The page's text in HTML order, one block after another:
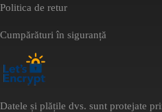
Politica de retur
Cumpărături în siguranță
Datele și plățile dvs. sunt protejate